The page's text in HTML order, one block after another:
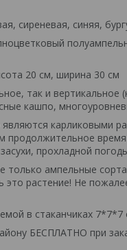
сиреневая, синяя,
20 см, ширина 30 см
так и
кашпо,
карликовыми
продолжительное
прохладной
только ампельные
это растение! Не
в стаканчиках 7*7*7
БЕСПЛАТНО при